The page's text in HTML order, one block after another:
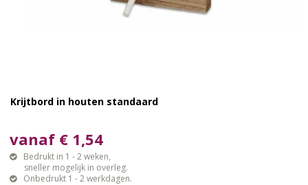
Krijtbord in houten standaard
vanaf € 1,54
Bedrukt in 1 - 2 weken,
sneller mogelijk in overleg.
Onbedrukt 1 - 2 werkdagen.